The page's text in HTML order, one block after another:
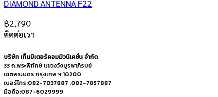
DIAMOND ANTENNA F22
฿2,790
ติดต่อเรา
บริษัท เท็นมิเตอร์คอมมิวนิเคชั่น จำกัด
33 ถ.พระพิทักษ์ แขวงวังบูรพาภิรมย์
เขตพระนคร กรุงเทพ ฯ 10200
เบอร์โทร:082-7037887 ,082-7857887
มือถือ:087-6029999